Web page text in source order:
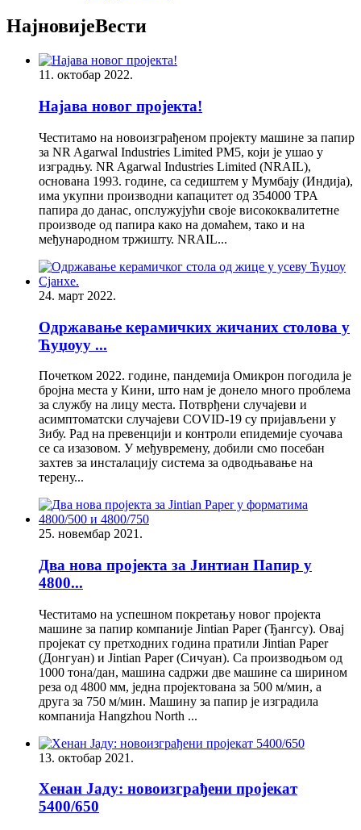
НајновијеВести
11. октобар 2022.
Најава новог пројекта!
Честитамо на новоизграђеном пројекту машине за папир
за NR Agarwal Industries Limited PM5, који је ушао у
изградњу. NR Agarwal Industries Limited (NRAIL),
основана 1993. године, са седиштем у Мумбају (Индија),
има укупни производни капацитет од 354000 TPA
папира до данас, опслужујући своје висококвалитетне
производе од папира како на домаћем, тако и на
међународном тржишту. NRAIL...
24. март 2022.
Одржавање керамичких жичаних столова у
Ћуџоуу ...
Почетком 2022. године, пандемија Омикрон погодила је
бројна места у Кини, што нам је донело много проблема
за службу на лицу места. Потврђени случајеви и
асимптоматски случајеви COVID-19 су пријављени у
Зибу. Рад на превенцији и контроли епидемије суочава
се са изазовом. У међувремену, добили смо посебан
захтев за инсталацију система за одводњавање на
терену...
25. новембар 2021.
Два нова пројекта за Јинтиан Папир у
4800...
Честитамо на успешном покретању новог пројекта
машине за папир компаније Jintian Paper (Ђангсу). Овај
пројекат су претходних година пратили Jintian Paper
(Донгуан) и Jintian Paper (Сичуан). Са производњом од
1000 тона/дан, машина садржи две машине са ширином
реза од 4800 мм, једна пројектована за 500 м/мин, а
друга за 750 м/мин. Машину за папир је изградила
компанија Hangzhou North ...
13. октобар 2021.
Хенан Јаду: новоизграђени пројекат
5400/650